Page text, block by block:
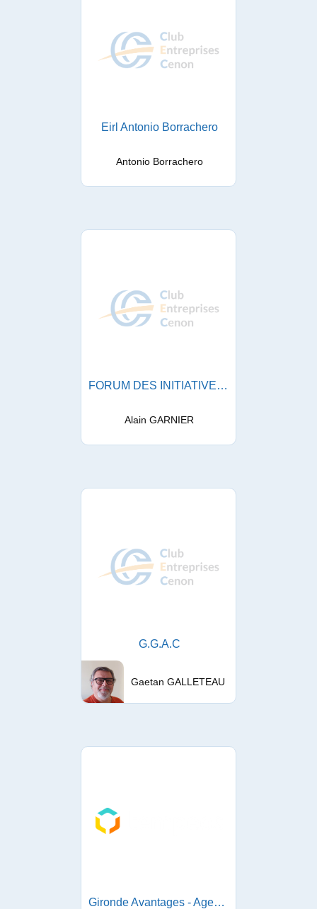
Eirl Antonio Borrachero
Antonio Borrachero
FORUM DES INITIATIVES LOCALES EN RESEAU
Alain GARNIER
G.G.A.C
Gaetan GALLETEAU
Gironde Avantages - Agence TEMPEOS Gironde